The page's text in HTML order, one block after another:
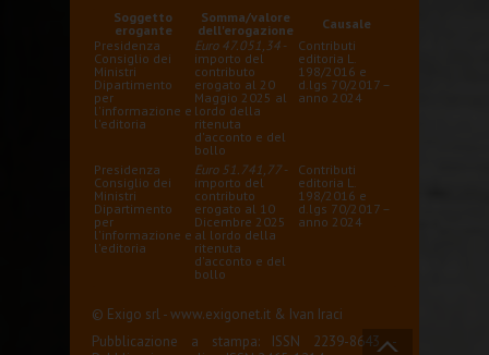
Soggetto
erogante
Somma/valore
dell'erogazione
Causale
Presidenza
Consiglio dei
Ministri
Dipartimento
per
l'informazione e
l'editoria
Euro 47.051,34 -
importo del
contributo
erogato al 20
Maggio 2025 al
lordo della
ritenuta
d'acconto e del
bollo
Contributi
editoria L.
198/2016 e
d.lgs 70/2017 –
anno 2024
Presidenza
Consiglio dei
Ministri
Dipartimento
per
l'informazione e
l'editoria
Euro 51.741,77 -
importo del
contributo
erogato al 10
Dicembre 2025
al lordo della
ritenuta
d'acconto e del
bollo
Contributi
editoria L.
198/2016 e
d.lgs 70/2017 –
anno 2024
© Exigo srl -www.exigonet.it & Ivan Iraci
Pubblicazione a stampa: ISSN 2239-8643 -